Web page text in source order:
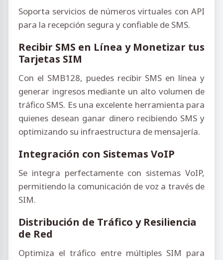
Soporta servicios de números virtuales con API
para la recepción segura y confiable de SMS.
Recibir SMS en Línea y Monetizar tus
Tarjetas SIM
Con el SMB128, puedes recibir SMS en línea y
generar ingresos mediante un alto volumen de
tráfico SMS. Es una excelente herramienta para
quienes desean ganar dinero recibiendo SMS y
optimizando su infraestructura de mensajería.
Integración con Sistemas VoIP
Se integra perfectamente con sistemas VoIP,
permitiendo la comunicación de voz a través de
SIM.
Distribución de Tráfico y Resiliencia
de Red
Optimiza el tráfico entre múltiples SIM para